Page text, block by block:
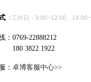
（工作日：9:00~12:00、
：0769-22888212
180 3822 1922
： 卓博客服中心>>